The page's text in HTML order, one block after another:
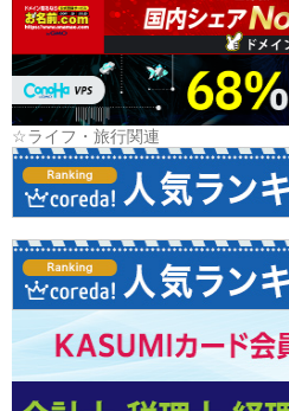
☆ライフ・旅行関連